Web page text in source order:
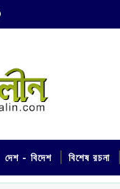
দেশ - বিদেশ বিশেষ রচনা